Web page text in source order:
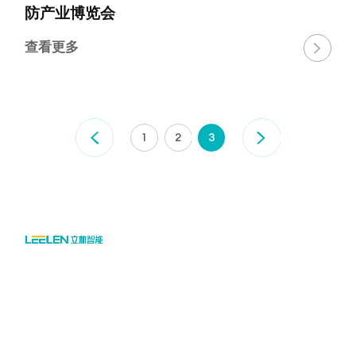
防产业博览会
查看更多 
 1 2 3 